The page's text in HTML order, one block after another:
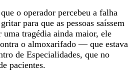
o operador percebeu a falha
para que as pessoas saíssem
tragédia ainda maior, ele
o almoxarifado — que estava
de Especialidades, que no
pacientes.